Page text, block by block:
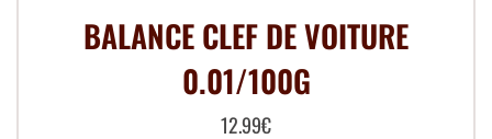
BALANCE CLEF DE VOITURE
0.01/100G
12.99€